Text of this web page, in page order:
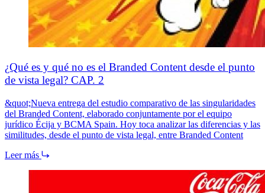
¿Qué es y qué no es el Branded Content desde el punto
de vista legal? CAP. 2
&quot;Nueva entrega del estudio comparativo de las singularidades
del Branded Content, elaborado conjuntamente por el equipo
jurídico Écija y BCMA Spain. Hoy toca analizar las diferencias y las
similitudes, desde el punto de vista legal, entre Branded Content
Leer más